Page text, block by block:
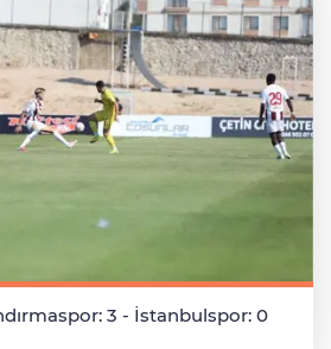
3 - İstanbulspor: 0